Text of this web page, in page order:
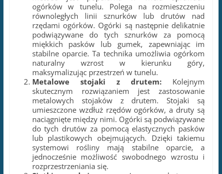
ogórków w tunelu. Polega na rozmieszczeniu
równoległych linii sznurków lub drutów nad
rzędami ogórków. Ogórki są następnie delikatnie
podwiązywane do tych sznurków za pomocą
miękkich pasków lub gumek, zapewniając im
stabilne oparcie. Ta technika umożliwia ogórkom
naturalny wzrost w kierunku góry,
maksymalizując przestrzeń w tunelu.
Metalowe stojaki z drutem: Kolejnym
skutecznym rozwiązaniem jest zastosowanie
metalowych stojaków z drutem. Stojaki są
umieszczone wzdłuż rzędów ogórków, a druty są
naciągnięte między nimi. Ogórki są podwiązywane
do tych drutów za pomocą elastycznych pasków
lub plastikowych obejmujących. Dzięki takiemu
systemowi rośliny mają stabilne oparcie, a
jednocześnie możliwość swobodnego wzrostu i
rozprzestrzeniania się.